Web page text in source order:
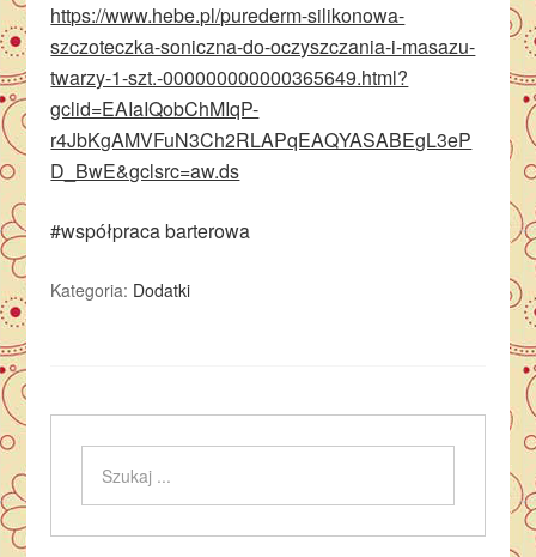
https://www.hebe.pl/purederm-silikonowa-
szczoteczka-soniczna-do-oczyszczania-i-masazu-
twarzy-1-szt.-000000000000365649.html?
gclid=EAIaIQobChMIqP-
r4JbKgAMVFuN3Ch2RLAPqEAQYASABEgL3eP
D_BwE&gclsrc=aw.ds
#współpraca barterowa
Kategoria: Dodatki